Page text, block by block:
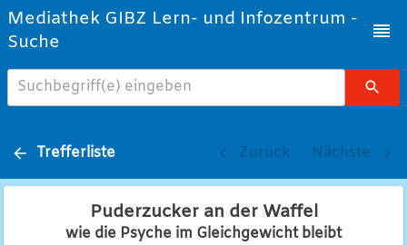
Mediathek GIBZ Lern- und Infozentrum -
Suche
Suchbegriff(e) eingeben
Trefferliste Zurück Nächste
Puderzucker an der Waffel
wie die Psyche im Gleichgewicht bleibt